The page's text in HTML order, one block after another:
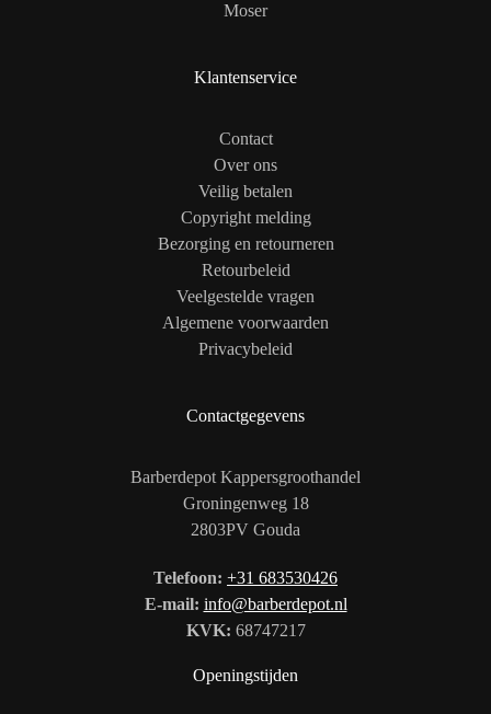
Moser
Klantenservice
Contact
Over ons
Veilig betalen
Copyright melding
Bezorging en retourneren
Retourbeleid
Veelgestelde vragen
Algemene voorwaarden
Privacybeleid
Contactgegevens
Barberdepot Kappersgroothandel
Groningenweg 18
2803PV Gouda
Telefoon: +31 683530426
E-mail: info@barberdepot.nl
KVK: 68747217
Openingstijden